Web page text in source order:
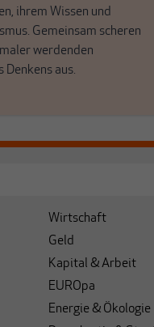
ihrem Wissen und
Gemeinsam scheren
werdenden
Denkens aus.
Wirtschaft
Geld
Kapital & Arbeit
EUROpa
Energie & Ökologie